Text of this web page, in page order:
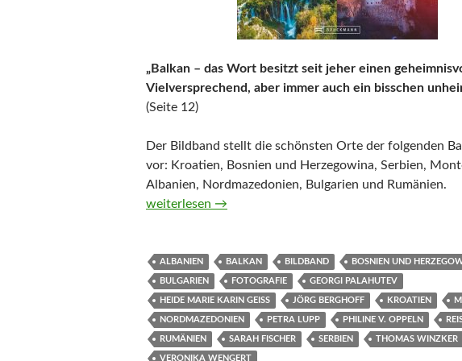
„Balkan – das Wort besitzt seit jeher einen
Vielversprechend, aber immer auch ein bisschen
(Seite 12)
Der Bildband stellt die schönsten Orte der folgenden
vor: Kroatien, Bosnien und Herzegowina, Serbien,
Albanien, Nordmazedonien, Bulgarien und Rumänien.
Unbekanntes Europa. Die schönsten Ziele auf dem
weiterlesen →
ALBANIEN BALKAN BILDBAND BOSNIEN UND
BULGARIEN FOTOGRAFIE GEORGI PALAHUTEV
HEIDE MARIE KARIN GEISS JÖRG BERGHOFF KROATIEN
NORDMAZEDONIEN PETRA LUPP PHILINE V. OPPELN
RUMÄNIEN SARAH FISCHER SERBIEN THOMAS WINZKER
VERONIKA WENGERT